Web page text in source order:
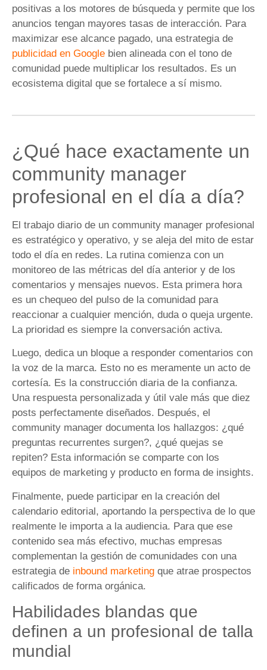
positivas a los motores de búsqueda y permite que los
anuncios tengan mayores tasas de interacción. Para
maximizar ese alcance pagado, una estrategia de
publicidad en Google bien alineada con el tono de
comunidad puede multiplicar los resultados. Es un
ecosistema digital que se fortalece a sí mismo.
¿Qué hace exactamente un
community manager
profesional en el día a día?
El trabajo diario de un community manager profesional
es estratégico y operativo, y se aleja del mito de estar
todo el día en redes. La rutina comienza con un
monitoreo de las métricas del día anterior y de los
comentarios y mensajes nuevos. Esta primera hora
es un chequeo del pulso de la comunidad para
reaccionar a cualquier mención, duda o queja urgente.
La prioridad es siempre la conversación activa.
Luego, dedica un bloque a responder comentarios con
la voz de la marca. Esto no es meramente un acto de
cortesía. Es la construcción diaria de la confianza.
Una respuesta personalizada y útil vale más que diez
posts perfectamente diseñados. Después, el
community manager documenta los hallazgos: ¿qué
preguntas recurrentes surgen?, ¿qué quejas se
repiten? Esta información se comparte con los
equipos de marketing y producto en forma de insights.
Finalmente, puede participar en la creación del
calendario editorial, aportando la perspectiva de lo que
realmente le importa a la audiencia. Para que ese
contenido sea más efectivo, muchas empresas
complementan la gestión de comunidades con una
estrategia de inbound marketing que atrae prospectos
calificados de forma orgánica.
Habilidades blandas que
definen a un profesional de talla
mundial